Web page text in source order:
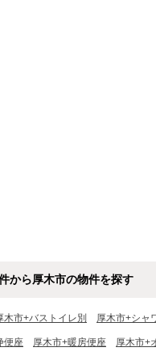
から厚木市の物件を探す
木市+バストイレ別 厚木市+シャ
便座 厚木市+暖房便座 厚木市+